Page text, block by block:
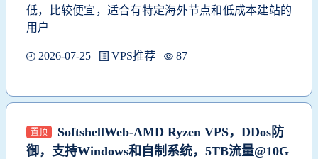
低，比较便宜，适合有特定海外节点和低成本建站的
用户
2026-07-25 VPS推荐 87
置顶
SoftshellWeb-AMD Ryzen VPS，DDos防
御，支持Windows和自制系统，5TB流量@10G